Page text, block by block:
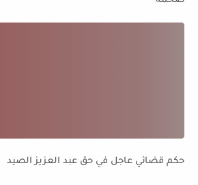
حكم قضائي عاجل في حق عبد العزيز الصيد